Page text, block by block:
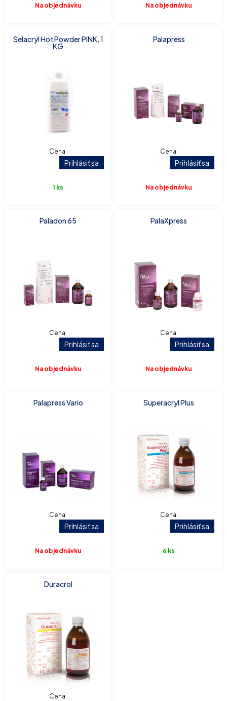
Na objednávku Na objednávku
Selacryl Hot Powder PINK, 1
KG
Cena:
Prihlásiť sa
1 ks
Palapress
Cena:
Prihlásiť sa
Na objednávku
Paladon 65
Cena:
Prihlásiť sa
Na objednávku
PalaXpress
Cena:
Prihlásiť sa
Na objednávku
Palapress Vario
Cena:
Prihlásiť sa
Na objednávku
Superacryl Plus
Cena:
Prihlásiť sa
6 ks
Duracrol
Cena: